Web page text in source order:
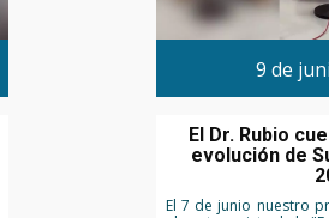
9 de
El Dr. Rubio
evolución de
El 7 de junio nuestro